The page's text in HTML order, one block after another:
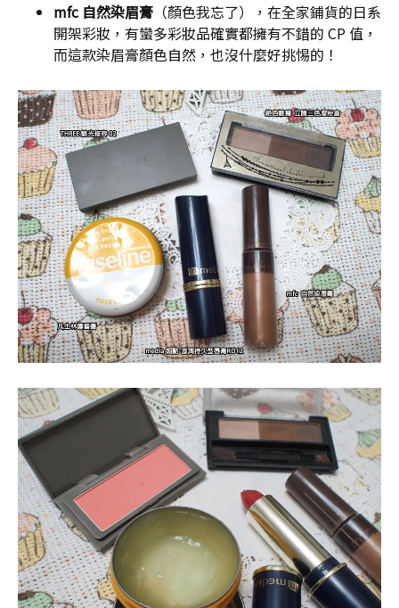
mfc 自然染眉膏 （顏色我忘了），在全家鋪貨的日系
開架彩妝，有蠻多彩妝品確實都擁有不錯的 CP 值，
而這款染眉膏顏色自然，也沒什麼好挑惕的！